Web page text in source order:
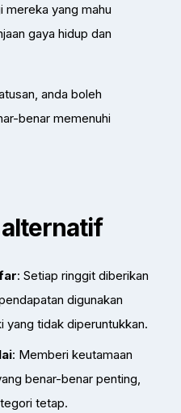
mereka yang mahu
gaya hidup dan
anda boleh
benar memenuhi
: Setiap ringgit diberikan
digunakan
yang tidak diperuntukkan.
: Memberi keutamaan
benar-benar penting,
tetap.